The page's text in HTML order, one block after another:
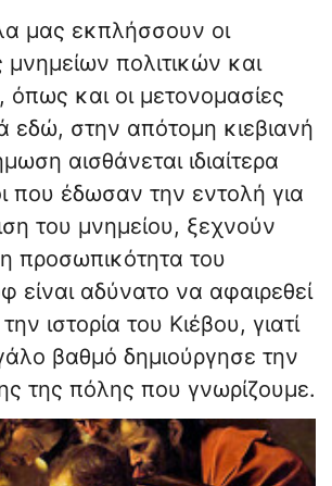
μας εκπλήσσουν οι
μνημείων πολιτικών και
όπως και οι μετονομασίες
εδώ, στην απότομη κιεβιανή
αισθάνεται ιδιαίτερα
που έδωσαν την εντολή για
του μνημείου, ξεχνούν
προσωπικότητα του
αδύνατο να αφαιρεθεί
ιστορία του Κιέβου, γιατί
βαθμό δημιούργησε την
της πόλης που γνωρίζουμε.